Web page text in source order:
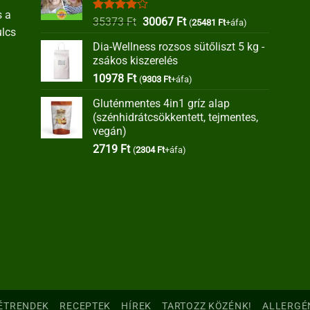
a
Értékelés:
35373Ft Original
was:
35373 Ft.
30067 FtCurrent
is:
(25481 Ft+áfa)
Dia-Wellness rozsos sütőliszt 5 kg -
zsákos kiszerelés
10978 Ft (9303 Ft+áfa)
Gluténmentes 4in1 gríz alap
(szénhidrátcsökkentett, tejmentes,
vegán)
2719 Ft (2304 Ft+áfa)
RECEPTEK HÍREK TARTOZZ KÖZÉNK!